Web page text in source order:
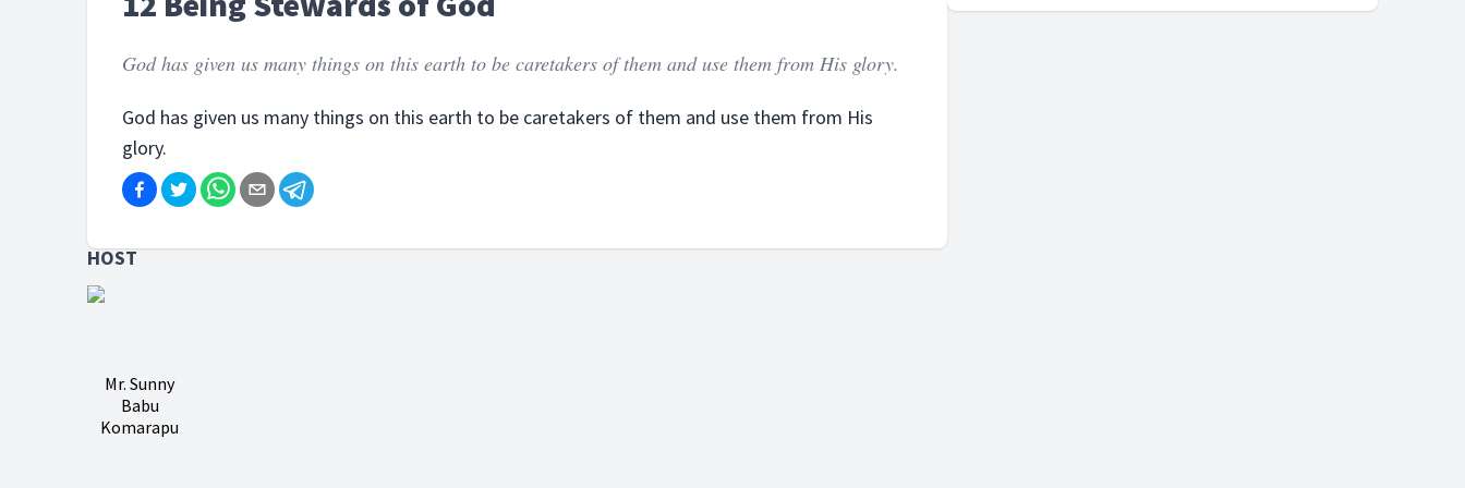
God has given us many things on this earth to be caretakers of them and use them from His glory.
God has given us many things on this earth to be caretakers of them and use them from His
glory.
HOST
Mr. Sunny
Babu
Komarapu